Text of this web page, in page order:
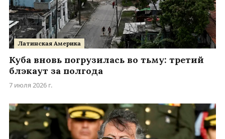
Латинская Америка
Куба вновь погрузилась во тьму: третий
блэкаут за полгода
7 июля 2026 г.